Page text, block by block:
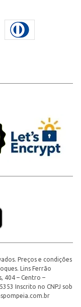
Preços e condições
Lins Ferrão
404 – Centro –
Inscrito no CNPJ sob